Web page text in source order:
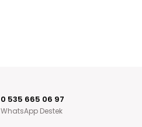
0 535 665 06 97
WhatsApp Destek